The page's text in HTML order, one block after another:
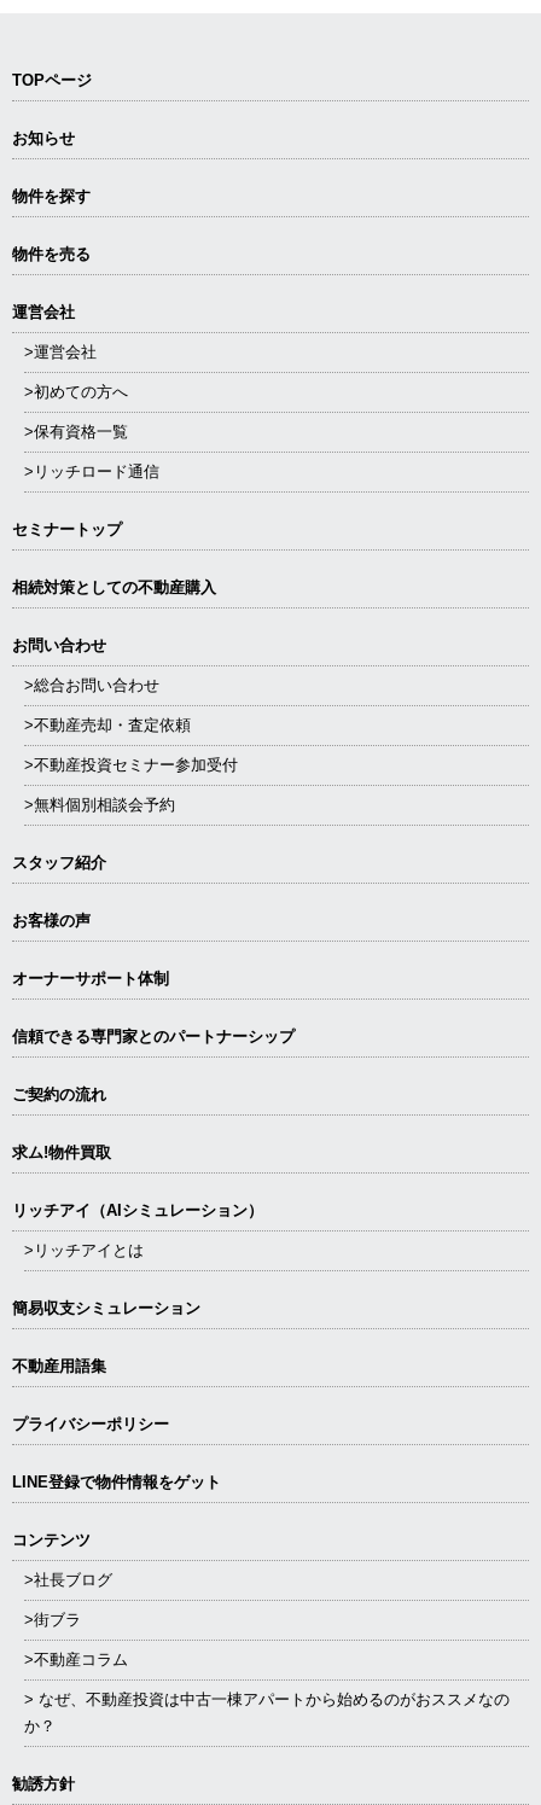
TOPページ
お知らせ
物件を探す
物件を売る
運営会社
>運営会社
>初めての方へ
>保有資格一覧
>リッチロード通信
セミナートップ
相続対策としての不動産購入
お問い合わせ
>総合お問い合わせ
>不動産売却・査定依頼
>不動産投資セミナー参加受付
>無料個別相談会予約
スタッフ紹介
お客様の声
オーナーサポート体制
信頼できる専⾨家とのパートナーシップ
ご契約の流れ
求ム!物件買取
リッチアイ（AIシミュレーション）
>リッチアイとは
簡易収支シミュレーション
不動産用語集
プライバシーポリシー
LINE登録で物件情報をゲット
コンテンツ
>社長ブログ
>街ブラ
>不動産コラム
> なぜ、不動産投資は中古一棟アパートから始めるのがおススメなの
か？
勧誘方針